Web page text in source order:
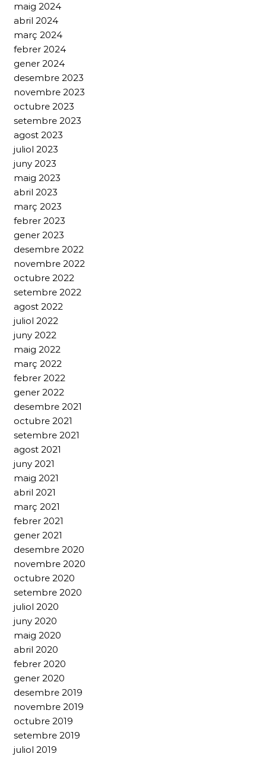
maig 2024
abril 2024
març 2024
febrer 2024
gener 2024
desembre 2023
novembre 2023
octubre 2023
setembre 2023
agost 2023
juliol 2023
juny 2023
maig 2023
abril 2023
març 2023
febrer 2023
gener 2023
desembre 2022
novembre 2022
octubre 2022
setembre 2022
agost 2022
juliol 2022
juny 2022
maig 2022
març 2022
febrer 2022
gener 2022
desembre 2021
octubre 2021
setembre 2021
agost 2021
juny 2021
maig 2021
abril 2021
març 2021
febrer 2021
gener 2021
desembre 2020
novembre 2020
octubre 2020
setembre 2020
juliol 2020
juny 2020
maig 2020
abril 2020
febrer 2020
gener 2020
desembre 2019
novembre 2019
octubre 2019
setembre 2019
juliol 2019